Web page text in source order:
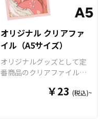
ザインに合わせてお選びい
ただけます。 国内の自社工
場にて印刷いたしますの
で、短納期・小ロットでの
対応が可能です。グッズ制
作の専門スタッフがしっか
りサポートいたしますの
らお気軽にご相談くださ
オリジナル クリアファ
イル（A5サイズ）
オリジナルグッズとして定
番商品のクリアファイル。
トのクリアファイルは厚み
￥23 (税込)~